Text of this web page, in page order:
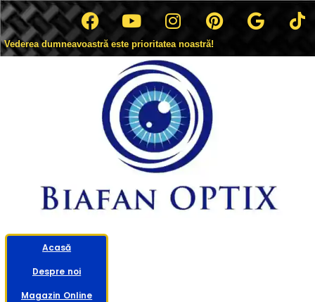
Vederea dumneavoastră este prioritatea noastră!
Acasă
Despre noi
Magazin Online